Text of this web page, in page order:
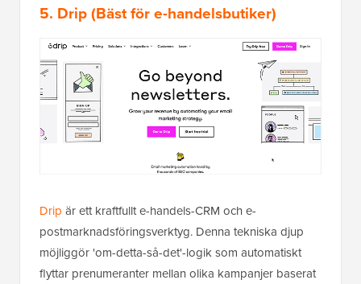
5. Drip(Bäst för e-handelsbutiker)
Drip är ett kraftfullt e-handels-CRM och e-
postmarknadsföringsverktyg. Denna tekniska djup
möjliggör 'om-detta-så-det'-logik som automatiskt
flyttar prenumeranter mellan olika kampanjer baserat